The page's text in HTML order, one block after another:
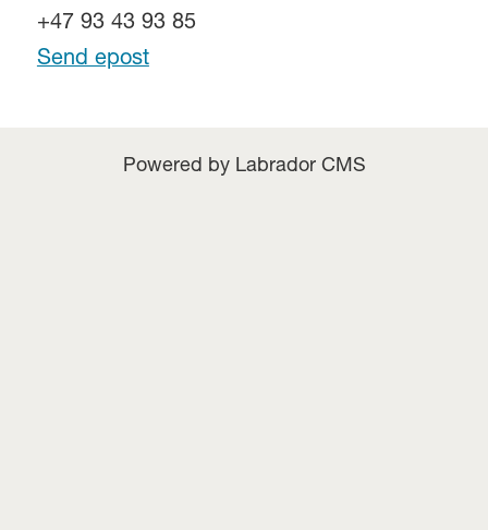
+47 93 43 93 85
Send epost
Powered by Labrador CMS